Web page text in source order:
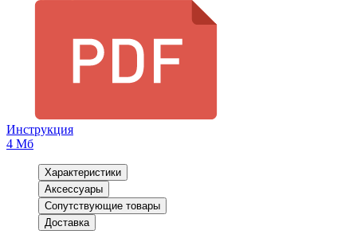
Инструкция
4 Мб
Характеристики
Аксессуары
Сопутствующие товары
Доставка